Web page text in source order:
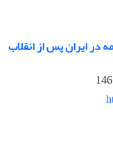
ایران پس از انقلاب